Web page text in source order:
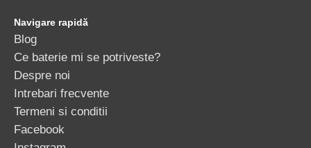
Navigare rapidă
Blog
Ce baterie mi se potriveste?
Despre noi
Intrebari frecvente
Termeni si conditii
Facebook